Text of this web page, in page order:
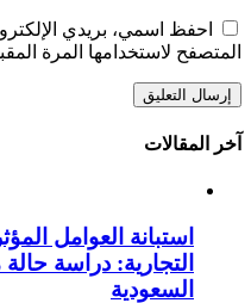
احفظ اسمي، بريدي
المتصفح لاستخدامها المرة
آخر المقالات
استبانة العوامل
التجارية: دراسة حالة
السعودية